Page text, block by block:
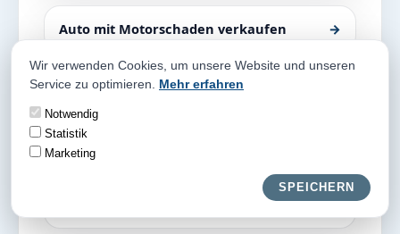
Auto mit Motorschaden verkaufen →
Autoankauf Köln Junkersdorf
Autoankauf Köln Rheinauhafen
→
Wir verwenden Cookies, um unsere Website und unseren
Service zu optimieren. Mehr erfahren
Notwendig
Statistik
Marketing
SPEICHERN